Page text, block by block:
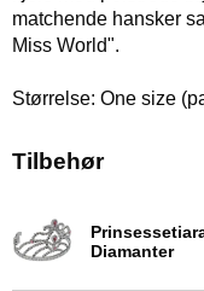
matchende hansker
Miss World".
Størrelse: One size
Tilbehør
Diamanter
Varenummer 16014